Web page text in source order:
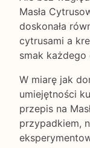
Masła
doskonała
cytrusami a
smak
W miarę jak
umiejętności
przepis na
przypadkiem,